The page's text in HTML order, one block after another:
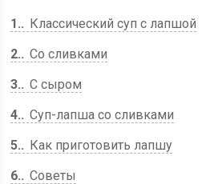
1.
Классический суп с лапшой
2.
Со сливками
3.
С сыром
4.
Суп-лапша со сливками
5.
Как приготовить лапшу
6.
Советы